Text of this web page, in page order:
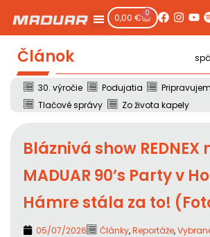
0,00 € 0
Článok
30. výročie Podujatia
Tlačové správy
Zo života kapely
Bláznivá show REDNEX
MADUAR 90’s Party v
Hámre stála za to!
05/07/2026 Články,Reportáže,